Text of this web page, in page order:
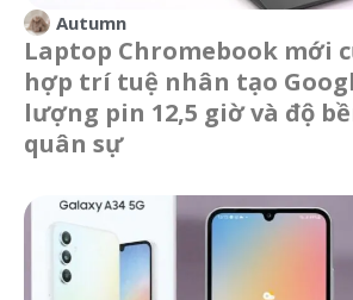
Autumn
Laptop Chromebook mới
hợp trí tuệ nhân tạo
lượng pin 12,5 giờ và độ
quân sự